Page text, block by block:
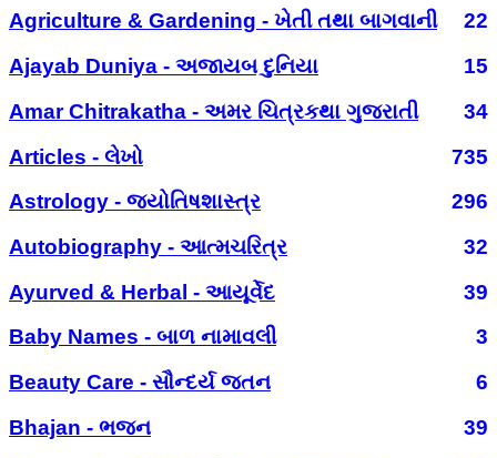
Agriculture & Gardening - ખેતી તથા બાગવાની
22
Ajayab Duniya - અજાયબ દુનિયા
15
Amar Chitrakatha - અમર ચિત્રકથા ગુજરાતી
34
Articles - લેખો
735
Astrology - જ્યોતિષશાસ્ત્ર
296
Autobiography - આત્મચરિત્ર
32
Ayurved & Herbal - આયૂર્વેદ
39
Baby Names - બાળ નામાવલી
3
Beauty Care - સૌન્દર્ય જતન
6
Bhajan - ભજન
39